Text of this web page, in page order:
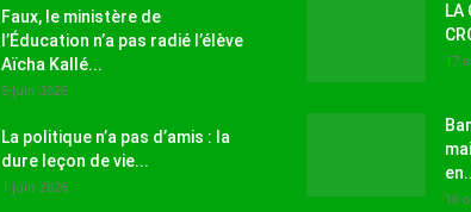
Faux, le ministère de
l’Éducation n’a pas radié l’élève
Aïcha Kallé...
9 juin 2026
La politique n’a pas d’amis : la
dure leçon de vie...
1 juin 2026
LA
17
16